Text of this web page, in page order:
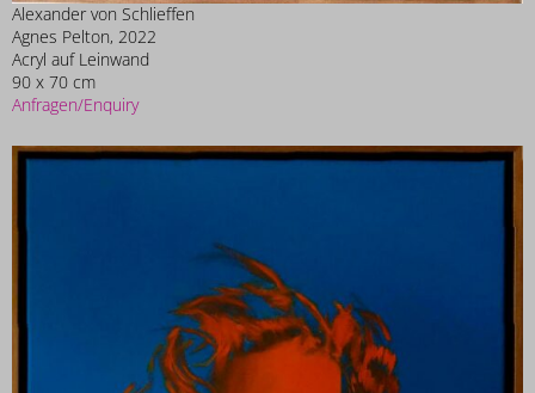
Alexander von Schlieffen
Agnes Pelton, 2022
Acryl auf Leinwand
90 x 70 cm
Anfragen/Enquiry